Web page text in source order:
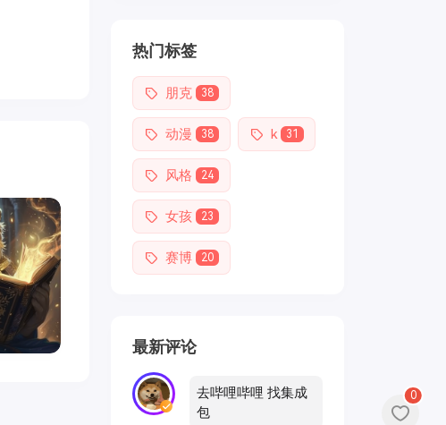
热门标签
朋克 38
动漫 38 k 31
风格 24
女孩 23
赛博 20
最新评论
去哔哩哔哩 找集成
包
0